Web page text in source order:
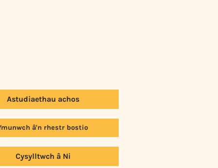
Astudiaethau achos
â'n rhestr bostio
Cysylltwch â Ni